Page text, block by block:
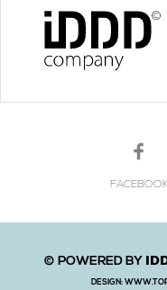
© POWERED BY
DESIGN: